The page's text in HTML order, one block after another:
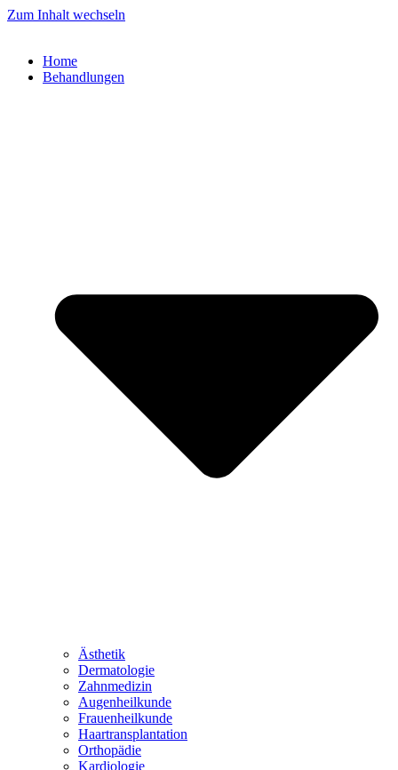
Zum Inhalt wechseln
Home
Behandlungen
Ästhetik
Dermatologie
Zahnmedizin
Augenheilkunde
Frauenheilkunde
Haartransplantation
Orthopädie
Kardiologie